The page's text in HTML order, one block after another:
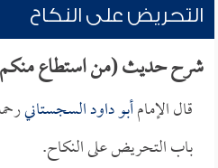
التحريض على النكاح
شرح حديث (من استطاع منكم
قال الإمامأبو داود السجستاني
باب التحريض على النكاح.